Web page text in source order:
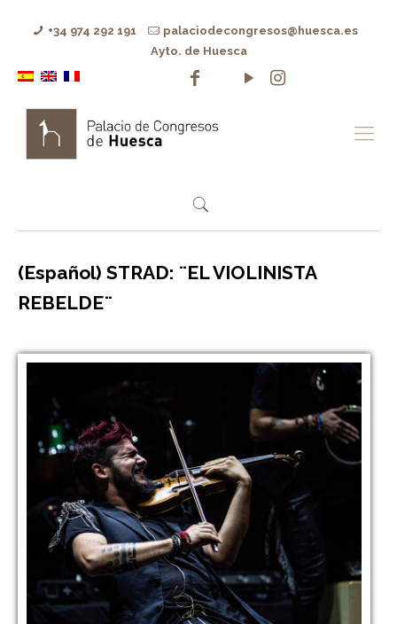
+34 974 292 191
palaciodecongresos@huesca.es
Ayto. de Huesca
(Español) STRAD: ¨EL VIOLINISTA
REBELDE¨